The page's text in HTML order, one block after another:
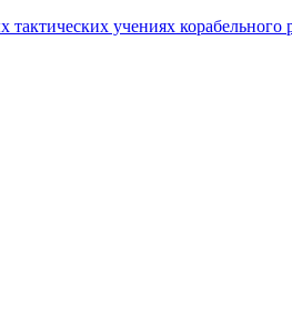
учениях корабельного